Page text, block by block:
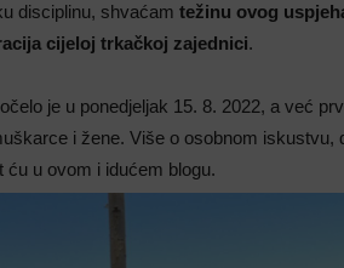
disciplinu, shvaćam težinu ovog
cijeloj trkačkoj zajednici.
je u ponedjeljak 15. 8. 2022, a već
i žene. Više o osobnom iskustvu,
ću u ovom i idućem blogu.